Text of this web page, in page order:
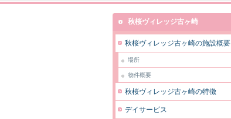
秋桜ヴィレッジ古ヶ崎
秋桜ヴィレッジ古ヶ崎の施設概要
場所
物件概要
秋桜ヴィレッジ古ヶ崎の特徴
デイサービス